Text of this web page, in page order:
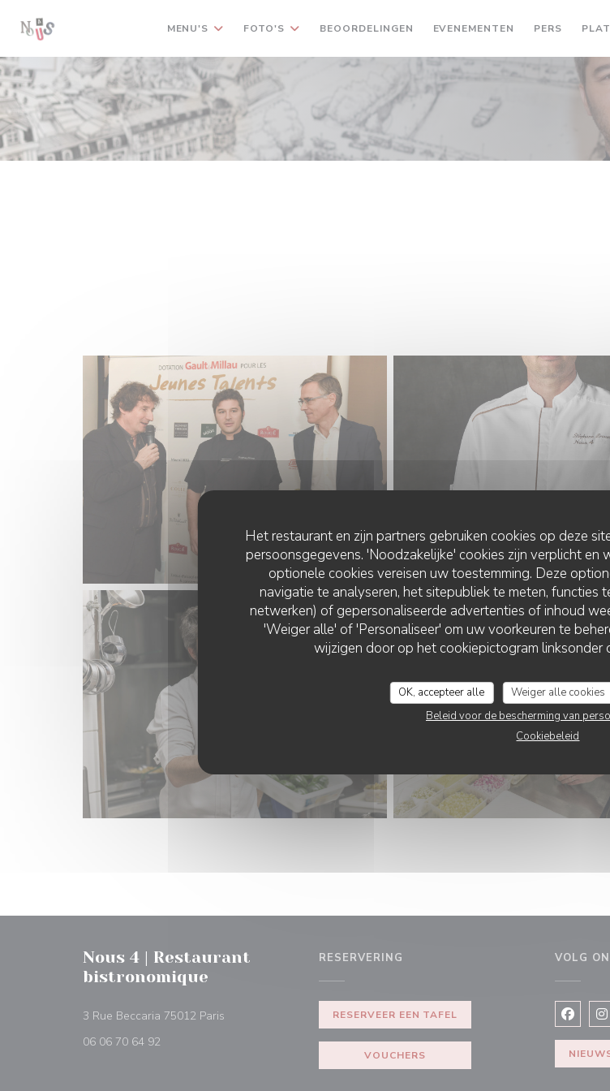
Het restaurant en zijn partners gebruiken cookies op deze
persoonsgegevens. 'Noodzakelijke' cookies zijn verplicht
optionele cookies vereisen uw toestemming. Deze
navigatie te analyseren, het sitepubliek te meten, functies
netwerken) of gepersonaliseerde advertenties of inhoud
'Weiger alle' of 'Personaliseer' om uw voorkeuren te
wijzigen door op het cookiepictogram linksonder
OK, accepteer alle Weiger alle cookies
Beleid voor de bescherming van
Cookiebeleid
MENU'S FOTO'S BEOORDELINGEN EVENEMENTEN PERS
Nous 4 | Restaurant
bistronomique
3 Rue Beccaria 75012 Paris ((opent in een nieuw venster))
06 06 70 64 92
RESERVERING
RESERVEER EEN TAFEL
VOUCHERS
VOLG